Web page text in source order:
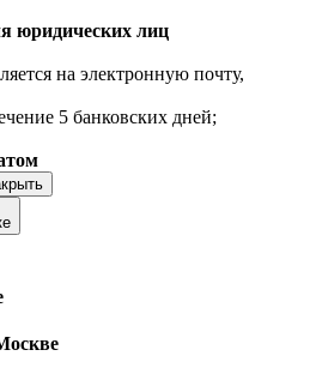
юридических лиц
на электронную почту,
5 банковских дней;